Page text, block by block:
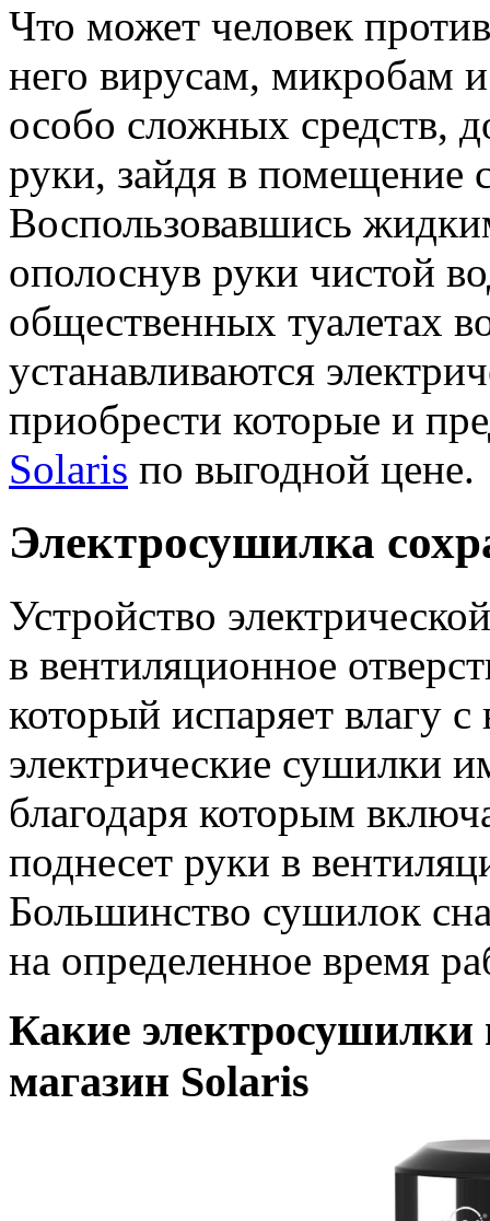
Что может человек
него вирусам, микробам
особо сложных средств,
руки, зайдя в помещение
Воспользовавшись
ополоснув руки чистой
общественных туалетах
устанавливаются
приобрести которые и
Solaris по выгодной цене.
Электросушилка
Устройство
в вентиляционное
который испаряет влагу
электрические сушилки
благодаря которым
поднесет руки в
Большинство сушилок
на определенное время
Какие электросушилки
магазин Solaris